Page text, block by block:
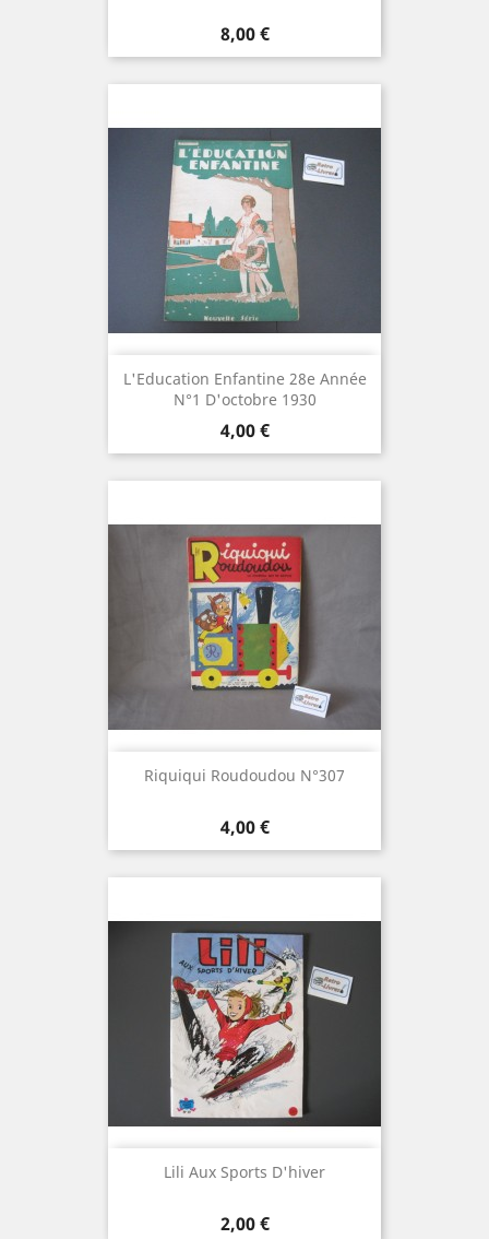
Prix
8,00 €
L'Education Enfantine 28e Année
N°1 D'octobre 1930
Prix
4,00 €
Riquiqui Roudoudou N°307
Prix
4,00 €
Lili Aux Sports D'hiver
Prix
2,00 €